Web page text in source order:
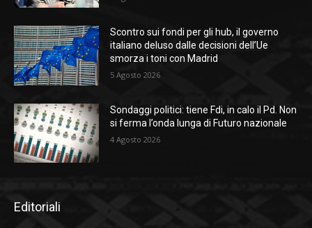
Scontro sui fondi per gli hub, il governo
italiano deluso dalle decisioni dell’Ue
smorza i toni con Madrid
5 Agosto 2026
Sondaggi politici: tiene Fdi, in calo il Pd. Non
si ferma l’onda lunga di Futuro nazionale
4 Agosto 2026
Editoriali